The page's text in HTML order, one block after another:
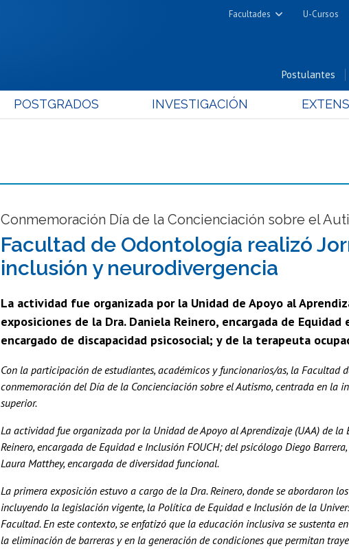
Facultades
Cs. Físicas y Matemáticas
Cs. Químicas y
Estudios Avanzados en
Nutrición y Tecnología de
U-Cursos
Postulantes
POSTGRADOS INVESTIGACIÓN
Conmemoración Día de la Concienciación sobre el
Facultad de Odontología realizó
inclusión y neurodivergencia
La actividad fue organizada por la Unidad de Apoyo al
exposiciones de la Dra. Daniela Reinero, encargada de
encargado de discapacidad psicosocial; y de la terapeuta
Con la participación de estudiantes, académicos y funcionarios/as, la
conmemoración del Día de la Concienciación sobre el Autismo, centrada en
superior.
La actividad fue organizada por la Unidad de Apoyo al Aprendizaje (UAA) de
Reinero, encargada de Equidad e Inclusión FOUCH; del psicólogo Diego
Laura Matthey, encargada de diversidad funcional.
La primera exposición estuvo a cargo de la Dra. Reinero, donde se abordaron
incluyendo la legislación vigente, la Política de Equidad e Inclusión de la
Facultad. En este contexto, se enfatizó que la educación inclusiva se sustenta
la eliminación de barreras y en la generación de condiciones que permitan